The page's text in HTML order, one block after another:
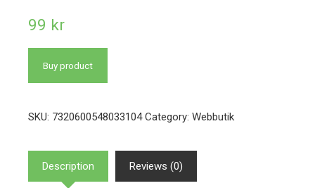
99 kr
Buy product
SKU: 7320600548033104 Category: Webbutik
Description Reviews (0)